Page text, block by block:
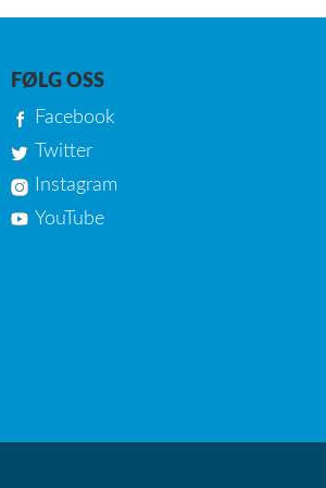
FØLG OSS
Facebook
Twitter
Instagram
YouTube